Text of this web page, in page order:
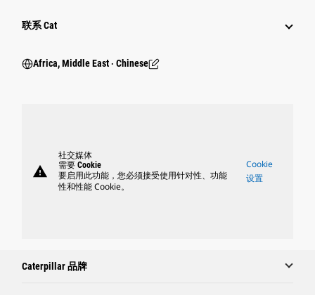
行业
联系 Cat
Africa, Middle East ‧ Chinese
warning
社交媒体
需要 Cookie
要启用此功能，您必须接受使用针对性、功能
性和性能 Cookie。
Cookie
设置
Caterpillar 品牌